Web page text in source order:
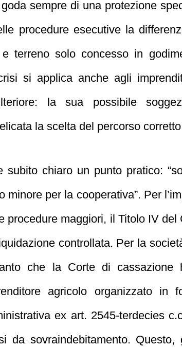
sempre di una protezione
procedure esecutive la
terreno solo concesso in
si applica anche agli
la sua possibile
la scelta del percorso
chiaro un punto pratico:
minore per la cooperativa”. Per
procedure maggiori, il Titolo IV
controllata. Per la
che la Corte di cassazione
agricolo organizzato in
ex art. 2545-terdecies
da sovraindebitamento.